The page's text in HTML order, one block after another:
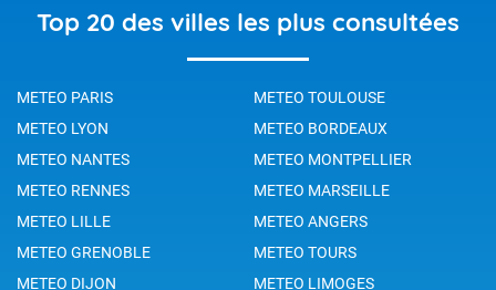
Top 20 des villes les plus consultées
METEO PARIS
METEO TOULOUSE
METEO LYON
METEO BORDEAUX
METEO NANTES
METEO MONTPELLIER
METEO RENNES
METEO MARSEILLE
METEO LILLE
METEO ANGERS
METEO GRENOBLE
METEO TOURS
METEO DIJON
METEO LIMOGES